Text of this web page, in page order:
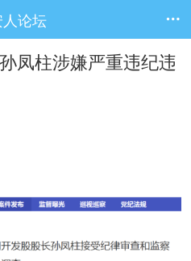
论坛 
凤柱涉嫌严重违纪违